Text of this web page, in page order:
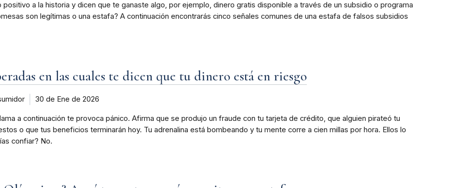
a la historia y dicen que te ganaste algo, por ejemplo, dinero gratis disponible a través de un subsidio o programa
son legítimas o una estafa? A continuación encontrarás cinco señales comunes de una estafa de falsos subsidios
en las cuales te dicen que tu dinero está en riesgo
30 de Ene de 2026
a continuación te provoca pánico. Afirma que se produjo un fraude con tu tarjeta de crédito, que alguien pirateó tu
o que tus beneficios terminarán hoy. Tu adrenalina está bombeando y tu mente corre a cien millas por hora. Ellos lo
confiar? No.